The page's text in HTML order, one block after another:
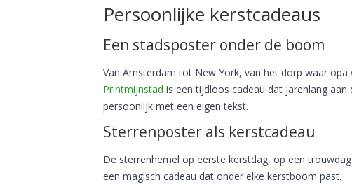
Persoonlijke kerstcadeaus
Een stadsposter onder de boom
Van Amsterdam tot New York, van het dorp waar
Printmijnstad is een tijdloos cadeau dat jarenlang
persoonlijk met een eigen tekst.
Sterrenposter als kerstcadeau
De sterrenhemel op eerste kerstdag, op een
een magisch cadeau dat onder elke kerstboom past.